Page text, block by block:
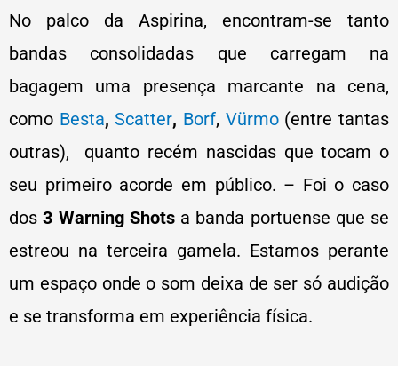
No palco da Aspirina, encontram-se tanto
bandas consolidadas que carregam na
bagagem uma presença marcante na cena,
como Besta,Scatter, Borf, Vürmo (entre tantas
outras), quanto recém nascidas que tocam o
seu primeiro acorde em público. – Foi o caso
dos3 Warning Shots a banda portuense que se
estreou na terceira gamela. Estamos perante
um espaço onde o som deixa de ser só audição
e se transforma em experiência física.